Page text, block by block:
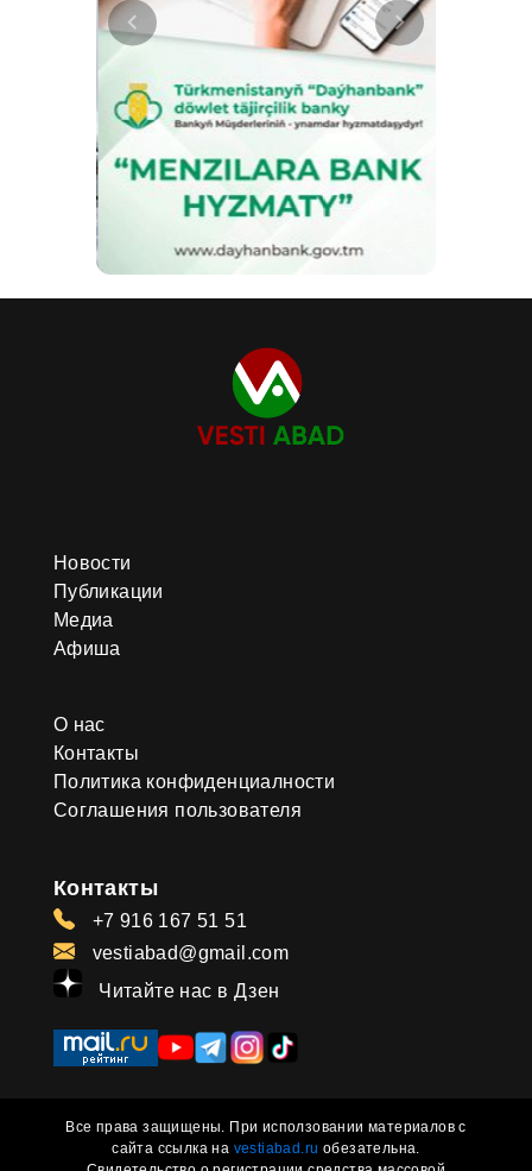
Новости
Публикации
Медиа
Афиша
О нас
Контакты
Политика конфиденциалности
Соглашения пользователя
Контакты
+7 916 167 51 51
vestiabad@gmail.com
Читайте нас в Дзен
Все права защищены. При исползовании материалов с
сайта ссылка на vestiabad.ru обезательна.